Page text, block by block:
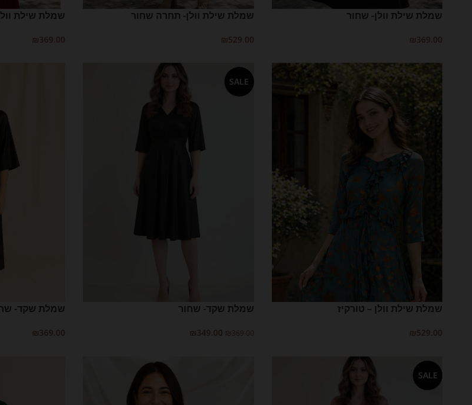
שמלת שילת וולן- שחור
₪369.00
שמלת שילת וולן- תחרה שחור
₪529.00
שמלת שילת
₪369.00
שמלת שילת וולן – טורקיז
₪529.00
SALE
שמלת שקד- שחור
₪369.00
₪349.00
שמלת שקד-
₪369.00
SALE